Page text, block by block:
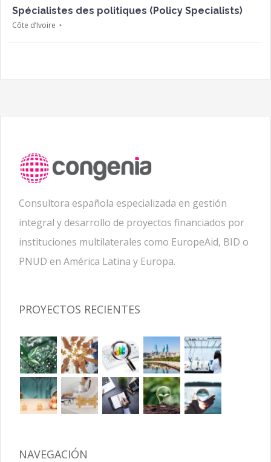
Spécialistes des politiques (Policy Specialists)
Côte d’Ivoire
Consultora española especializada en gestión
integral y desarrollo de proyectos financiados por
instituciones multilaterales como EuropeAid, BID o
PNUD en América Latina y Europa.
PROYECTOS RECIENTES
NAVEGACIÓN